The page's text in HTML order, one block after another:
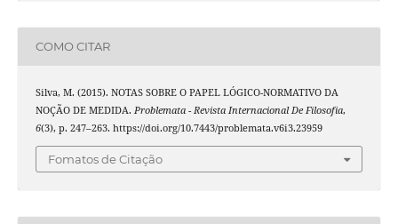
COMO CITAR
Silva, M. (2015). NOTAS SOBRE O PAPEL LÓGICO-NORMATIVO DA
NOÇÃO DE MEDIDA. Problemata - Revista Internacional De Filosofia,
6(3), p. 247–263. https://doi.org/10.7443/problemata.v6i3.23959
Fomatos de Citação